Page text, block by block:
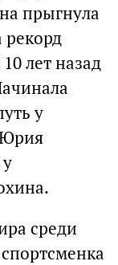
прыгнула
рекорд
лет назад
у
Юрия
среди